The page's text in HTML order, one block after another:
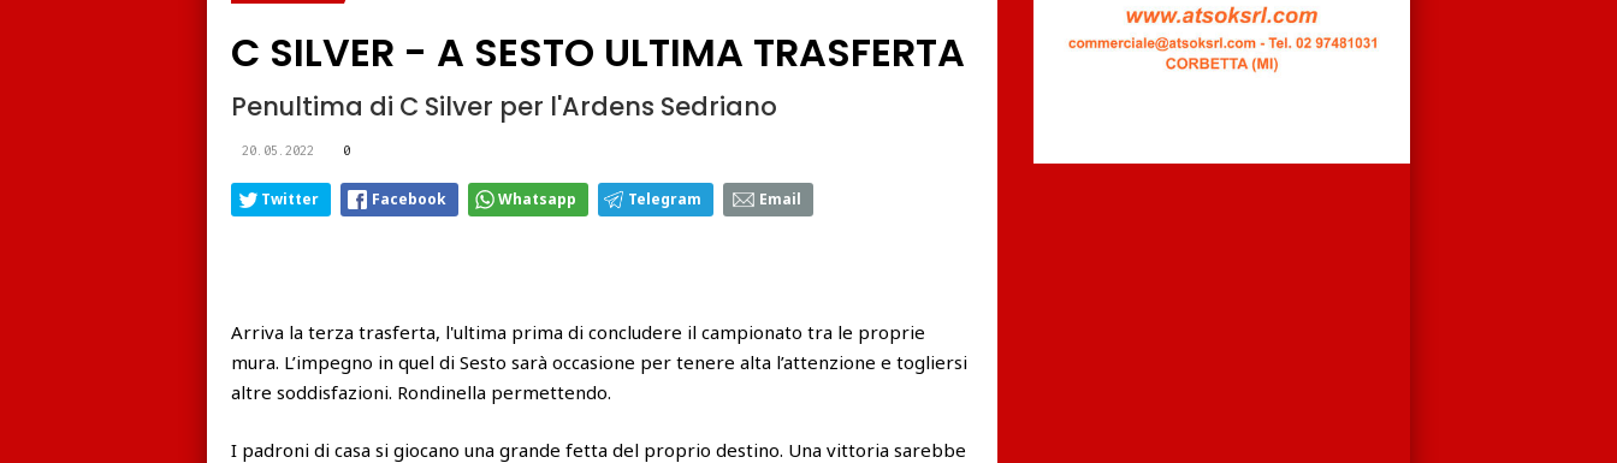
C SILVER - A SESTO ULTIMA TRASFERTA
Penultima di C Silver per l'Ardens Sedriano
20.05.2022 0
Twitter Facebook Whatsapp Telegram Email
Arriva la terza trasferta, l'ultima prima di concludere il campionato tra le proprie
mura. L’impegno in quel di Sesto sarà occasione per tenere alta l’attenzione e togliersi
altre soddisfazioni. Rondinella permettendo.
I padroni di casa si giocano una grande fetta del proprio destino. Una vittoria sarebbe